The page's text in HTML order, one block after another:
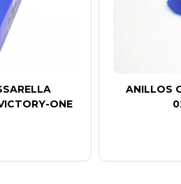
ONE
ANILLOS